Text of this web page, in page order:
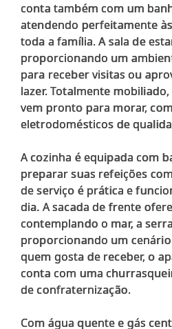
conta também com um
atendendo perfeitamente
toda a família. A sala de
proporcionando um
para receber visitas ou
lazer. Totalmente
vem pronto para morar,
eletrodomésticos de
A cozinha é equipada com
preparar suas refeições
de serviço é prática e
dia. A sacada de frente
contemplando o mar, a
proporcionando um
quem gosta de receber, o
conta com uma
de confraternização.
Com água quente e gás